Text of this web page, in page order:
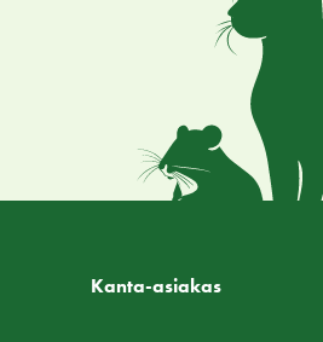
Kanta-asiakas